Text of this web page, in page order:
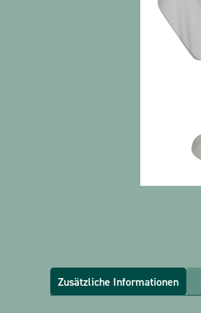
Zusätzliche Informationen